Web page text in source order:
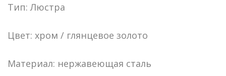
Тип: Люстра
Цвет: хром / глянцевое золото
Материал: нержавеющая сталь